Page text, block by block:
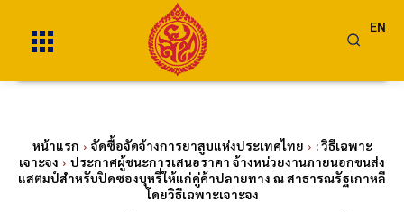
EN
หน้าแรก จัดซื้อจัดจ้างการยาสูบแห่งประเทศไทย
: วิธีเฉพาะ
เจาะจง
ประกาศผู้ชนะการเสนอราคา จ้างหน่วยงานภายนอกขนส่ง
แสตมป์สำหรับปิดซองบุหรี่ให้แก่คู่ค้าปลายทาง ณ สาธารณรัฐเกาหลี
โดยวิธีเฉพาะเจาะจง